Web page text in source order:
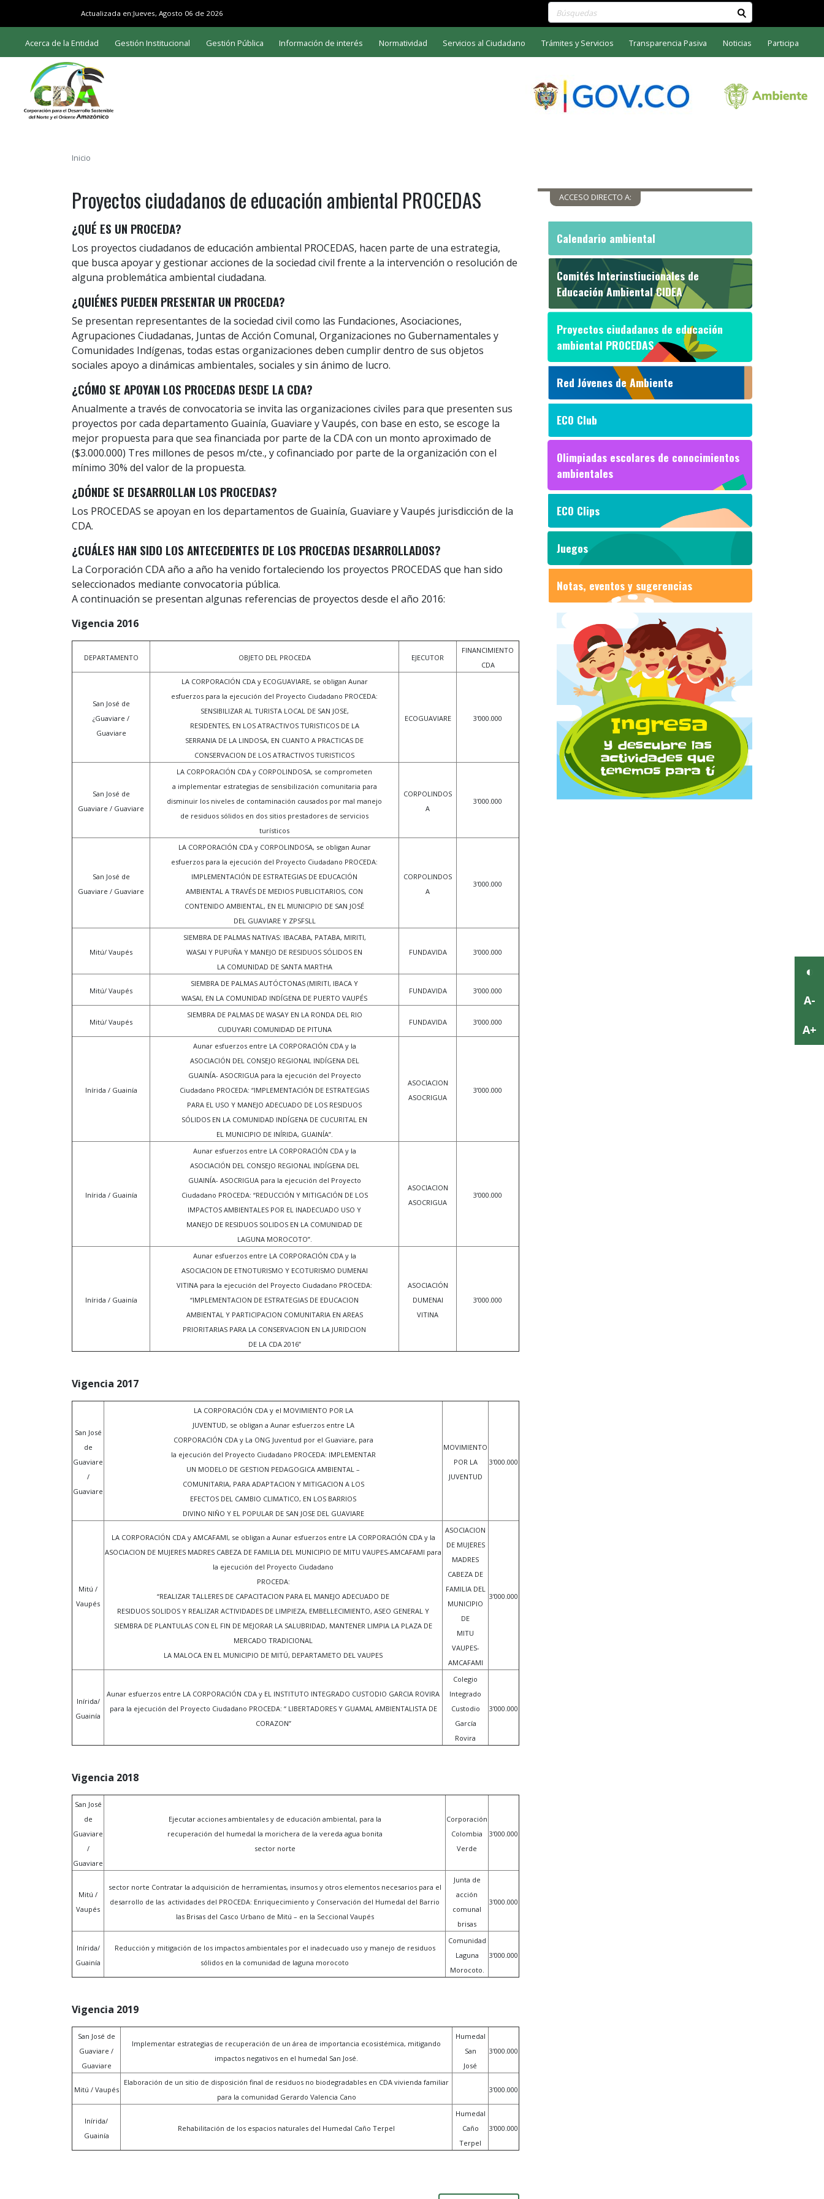
Actualizada en:Jueves, Agosto 06 de 2026 Buscar contenido en el sitio
Acerca de la Entidad Gestión Institucional Gestión Pública Información de interés Normatividad Servicios al Ciudadano Trámites y Servicios Transparencia Pasiva Noticias Participa
Inicio
Proyectos ciudadanos de educación ambiental PROCEDAS
¿QUÉ ES UN PROCEDA?
Los proyectos ciudadanos de educación ambiental PROCEDAS, hacen parte de una estrategia,
que busca apoyar y gestionar acciones de la sociedad civil frente a la intervención o resolución de
alguna problemática ambiental ciudadana.
¿QUIÉNES PUEDEN PRESENTAR UN PROCEDA?
Se presentan representantes de la sociedad civil como las Fundaciones, Asociaciones,
Agrupaciones Ciudadanas, Juntas de Acción Comunal, Organizaciones no Gubernamentales y
Comunidades Indígenas, todas estas organizaciones deben cumplir dentro de sus objetos
sociales apoyo a dinámicas ambientales, sociales y sin ánimo de lucro.
¿CÓMO SE APOYAN LOS PROCEDAS DESDE LA CDA?
Anualmente a través de convocatoria se invita las organizaciones civiles para que presenten sus
proyectos por cada departamento Guainía, Guaviare y Vaupés, con base en esto, se escoge la
mejor propuesta para que sea financiada por parte de la CDA con un monto aproximado de
($3.000.000) Tres millones de pesos m/cte., y cofinanciado por parte de la organización con el
mínimo 30% del valor de la propuesta.
¿DÓNDE SE DESARROLLAN LOS PROCEDAS?
Los PROCEDAS se apoyan en los departamentos de Guainía, Guaviare y Vaupés jurisdicción de la
CDA.
¿CUÁLES HAN SIDO LOS ANTECEDENTES DE LOS PROCEDAS DESARROLLADOS?
La Corporación CDA año a año ha venido fortaleciendo los proyectos PROCEDAS que han sido
seleccionados mediante convocatoria pública.
A continuación se presentan algunas referencias de proyectos desde el año 2016:
Vigencia 2016
DEPARTAMENTO OBJETO DEL PROCEDA EJECUTOR
FINANCIMIENTO
CDA
San José de
¿Guaviare /
Guaviare
LA CORPORACIÓN CDA y ECOGUAVIARE, se obligan Aunar
esfuerzos para la ejecución del Proyecto Ciudadano PROCEDA:
SENSIBILIZAR AL TURISTA LOCAL DE SAN JOSE,
RESIDENTES, EN LOS ATRACTIVOS TURISTICOS DE LA
SERRANIA DE LA LINDOSA, EN CUANTO A PRACTICAS DE
CONSERVACION DE LOS ATRACTIVOS TURISTICOS
ECOGUAVIARE 3'000.000
San José de
Guaviare / Guaviare
LA CORPORACIÓN CDA y CORPOLINDOSA, se comprometen
a implementar estrategias de sensibilización comunitaria para
disminuir los niveles de contaminación causados por mal manejo
de residuos sólidos en dos sitios prestadores de servicios
turísticos
CORPOLINDOS
A
3'000.000
San José de
Guaviare / Guaviare
LA CORPORACIÓN CDA y CORPOLINDOSA, se obligan Aunar
esfuerzos para la ejecución del Proyecto Ciudadano PROCEDA:
IMPLEMENTACIÓN DE ESTRATEGIAS DE EDUCACIÓN
AMBIENTAL A TRAVÉS DE MEDIOS PUBLICITARIOS, CON
CONTENIDO AMBIENTAL, EN EL MUNICIPIO DE SAN JOSÉ
DEL GUAVIARE Y ZPSFSLL
CORPOLINDOS
A
3'000.000
Mitú/ Vaupés
SIEMBRA DE PALMAS NATIVAS: IBACABA, PATABA, MIRITI,
WASAI Y PUPUÑA Y MANEJO DE RESIDUOS SÓLIDOS EN
LA COMUNIDAD DE SANTA MARTHA
FUNDAVIDA 3’000.000
Mitú/ Vaupés
SIEMBRA DE PALMAS AUTÓCTONAS (MIRITI, IBACA Y
WASAI, EN LA COMUNIDAD INDÍGENA DE PUERTO VAUPÉS
FUNDAVIDA 3’000.000
Mitú/ Vaupés
SIEMBRA DE PALMAS DE WASAY EN LA RONDA DEL RIO
CUDUYARI COMUNIDAD DE PITUNA
FUNDAVIDA 3’000.000
Inírida / Guainía
Aunar esfuerzos entre LA CORPORACIÓN CDA y la
ASOCIACIÓN DEL CONSEJO REGIONAL INDÍGENA DEL
GUAINÍA- ASOCRIGUA para la ejecución del Proyecto
Ciudadano PROCEDA: “IMPLEMENTACIÓN DE ESTRATEGIAS
PARA EL USO Y MANEJO ADECUADO DE LOS RESIDUOS
SÓLIDOS EN LA COMUNIDAD INDÍGENA DE CUCURITAL EN
EL MUNICIPIO DE INÍRIDA, GUAINÍA”.
ASOCIACION
ASOCRIGUA
3’000.000
Inírida / Guainía
Aunar esfuerzos entre LA CORPORACIÓN CDA y la
ASOCIACIÓN DEL CONSEJO REGIONAL INDÍGENA DEL
GUAINÍA- ASOCRIGUA para la ejecución del Proyecto
Ciudadano PROCEDA: “REDUCCIÓN Y MITIGACIÓN DE LOS
IMPACTOS AMBIENTALES POR EL INADECUADO USO Y
MANEJO DE RESIDUOS SOLIDOS EN LA COMUNIDAD DE
LAGUNA MOROCOTO”.
ASOCIACION
ASOCRIGUA
3’000.000
Inírida / Guainía
Aunar esfuerzos entre LA CORPORACIÓN CDA y la
ASOCIACION DE ETNOTURISMO Y ECOTURISMO DUMENAI
VITINA para la ejecución del Proyecto Ciudadano PROCEDA:
“IMPLEMENTACION DE ESTRATEGIAS DE EDUCACION
AMBIENTAL Y PARTICIPACION COMUNITARIA EN AREAS
PRIORITARIAS PARA LA CONSERVACION EN LA JURIDCION
DE LA CDA 2016”
ASOCIACIÓN
DUMENAI
VITINA
3’000.000
Vigencia 2017
San José
de
Guaviare
/
Guaviare
LA CORPORACIÓN CDA y el MOVIMIENTO POR LA
JUVENTUD, se obligan a Aunar esfuerzos entre LA
CORPORACIÓN CDA y La ONG Juventud por el Guaviare, para
la ejecución del Proyecto Ciudadano PROCEDA: IMPLEMENTAR
UN MODELO DE GESTION PEDAGOGICA AMBIENTAL –
COMUNITARIA, PARA ADAPTACION Y MITIGACION A LOS
EFECTOS DEL CAMBIO CLIMATICO, EN LOS BARRIOS
DIVINO NIÑO Y EL POPULAR DE SAN JOSE DEL GUAVIARE
MOVIMIENTO
POR LA
JUVENTUD
3'000.000
Mitú /
Vaupés
LA CORPORACIÓN CDA y AMCAFAMI, se obligan a Aunar esfuerzos entre LA CORPORACIÓN CDA y la
ASOCIACION DE MUJERES MADRES CABEZA DE FAMILIA DEL MUNICIPIO DE MITU VAUPES-AMCAFAMI para
la ejecución del Proyecto Ciudadano
PROCEDA:
“REALIZAR TALLERES DE CAPACITACION PARA EL MANEJO ADECUADO DE
RESIDUOS SOLIDOS Y REALIZAR ACTIVIDADES DE LIMPIEZA, EMBELLECIMIENTO, ASEO GENERAL Y
SIEMBRA DE PLANTULAS CON EL FIN DE MEJORAR LA SALUBRIDAD, MANTENER LIMPIA LA PLAZA DE
MERCADO TRADICIONAL
LA MALOCA EN EL MUNICIPIO DE MITÚ, DEPARTAMETO DEL VAUPES
ASOCIACION
DE MUJERES
MADRES
CABEZA DE
FAMILIA DEL
MUNICIPIO
DE
MITU
VAUPES-
AMCAFAMI
3'000.000
Inírida/
Guainía
Aunar esfuerzos entre LA CORPORACIÓN CDA y EL INSTITUTO INTEGRADO CUSTODIO GARCIA ROVIRA
para la ejecución del Proyecto Ciudadano PROCEDA: “ LIBERTADORES Y GUAMAL AMBIENTALISTA DE
CORAZON”
Colegio
Integrado
Custodio
García
Rovira
3'000.000
Vigencia 2018
San José
de
Guaviare
/
Guaviare
Ejecutar acciones ambientales y de educación ambiental, para la
recuperación del humedal la morichera de la vereda agua bonita
sector norte
Corporación
Colombia
Verde
3'000.000
Mitú /
Vaupés
sector norte Contratar la adquisición de herramientas, insumos y otros elementos necesarios para el
desarrollo de las actividades del PROCEDA: Enriquecimiento y Conservación del Humedal del Barrio
las Brisas del Casco Urbano de Mitú – en la Seccional Vaupés
Junta de
acción
comunal
brisas
3'000.000
Inírida/
Guainía
Reducción y mitigación de los impactos ambientales por el inadecuado uso y manejo de residuos
sólidos en la comunidad de laguna morocoto
Comunidad
Laguna
Morocoto.
3'000.000
Vigencia 2019
San José de
Guaviare /
Guaviare
Implementar estrategias de recuperación de un área de importancia ecosistémica, mitigando
impactos negativos en el humedal San José.
Humedal
San
José
3'000.000
Mitú / Vaupés
Elaboración de un sitio de disposición final de residuos no biodegradables en CDA vivienda familiar
para la comunidad Gerardo Valencia Cano
3'000.000
Inírida/
Guainía
Rehabilitación de los espacios naturales del Humedal Caño Terpel
Humedal
Caño
Terpel
3'000.000
ACCESO DIRECTO A:
Calendario ambiental
Comités Interinstiucionales de
Educación Ambiental CIDEA
Proyectos ciudadanos de educación
ambiental PROCEDAS
Red Jóvenes de Ambiente
ECO Club
Olimpiadas escolares de conocimientos
ambientales
ECO Clips
Juegos
Notas, eventos y sugerencias